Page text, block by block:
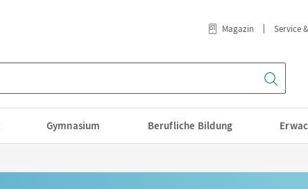
Magazin Service
Gymnasium Berufliche Bildung